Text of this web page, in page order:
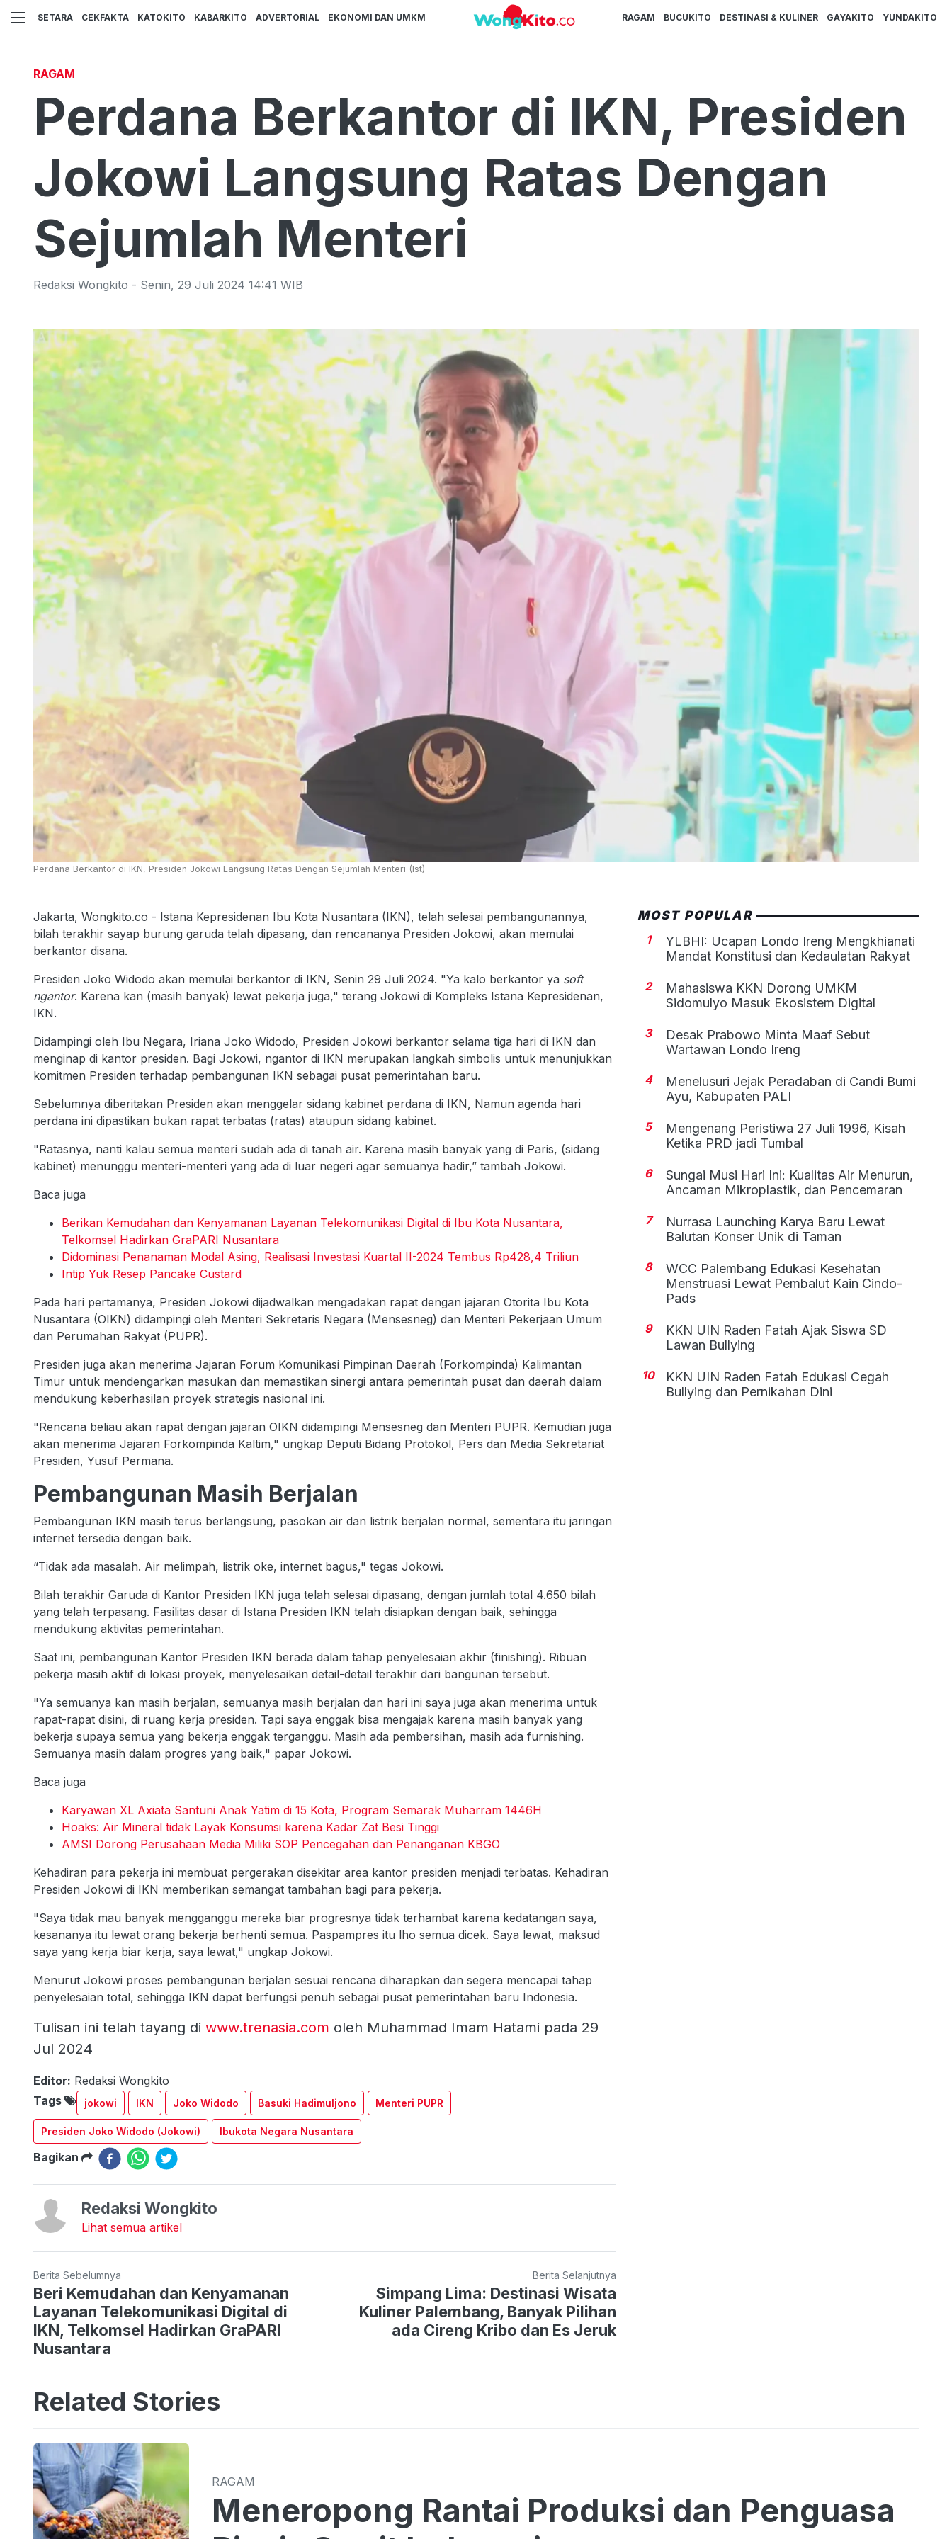
SETARA CEKFAKTA KATOKITO KABARKITO ADVERTORIAL EKONOMI DAN UMKM RAGAM BUCUKITO DESTINASI & KULINER GAYAKITO YUNDAKITO
RAGAM
Perdana Berkantor di IKN, Presiden
Jokowi Langsung Ratas Dengan
Sejumlah Menteri
Redaksi Wongkito - Senin, 29 Juli 2024 14:41 WIB
Perdana Berkantor di IKN, Presiden Jokowi Langsung Ratas Dengan Sejumlah Menteri (Ist)
Jakarta, Wongkito.co - Istana Kepresidenan Ibu Kota Nusantara (IKN), telah selesai pembangunannya,
bilah terakhir sayap burung garuda telah dipasang, dan rencananya Presiden Jokowi, akan memulai
berkantor disana.
Presiden Joko Widodo akan memulai berkantor di IKN, Senin 29 Juli 2024. "Ya kalo berkantor ya soft
ngantor. Karena kan (masih banyak) lewat pekerja juga," terang Jokowi di Kompleks Istana Kepresidenan,
IKN.
Didampingi oleh Ibu Negara, Iriana Joko Widodo, Presiden Jokowi berkantor selama tiga hari di IKN dan
menginap di kantor presiden. Bagi Jokowi, ngantor di IKN merupakan langkah simbolis untuk menunjukkan
komitmen Presiden terhadap pembangunan IKN sebagai pusat pemerintahan baru.
Sebelumnya diberitakan Presiden akan menggelar sidang kabinet perdana di IKN, Namun agenda hari
perdana ini dipastikan bukan rapat terbatas (ratas) ataupun sidang kabinet.
"Ratasnya, nanti kalau semua menteri sudah ada di tanah air. Karena masih banyak yang di Paris, (sidang
kabinet) menunggu menteri-menteri yang ada di luar negeri agar semuanya hadir,” tambah Jokowi.
Baca juga
Berikan Kemudahan dan Kenyamanan Layanan Telekomunikasi Digital di Ibu Kota Nusantara,
Telkomsel Hadirkan GraPARI Nusantara
Didominasi Penanaman Modal Asing, Realisasi Investasi Kuartal II-2024 Tembus Rp428,4 Triliun
Intip Yuk Resep Pancake Custard
Pada hari pertamanya, Presiden Jokowi dijadwalkan mengadakan rapat dengan jajaran Otorita Ibu Kota
Nusantara (OIKN) didampingi oleh Menteri Sekretaris Negara (Mensesneg) dan Menteri Pekerjaan Umum
dan Perumahan Rakyat (PUPR).
Presiden juga akan menerima Jajaran Forum Komunikasi Pimpinan Daerah (Forkompinda) Kalimantan
Timur untuk mendengarkan masukan dan memastikan sinergi antara pemerintah pusat dan daerah dalam
mendukung keberhasilan proyek strategis nasional ini.
"Rencana beliau akan rapat dengan jajaran OIKN didampingi Mensesneg dan Menteri PUPR. Kemudian juga
akan menerima Jajaran Forkompinda Kaltim," ungkap Deputi Bidang Protokol, Pers dan Media Sekretariat
Presiden, Yusuf Permana.
Pembangunan Masih Berjalan
Pembangunan IKN masih terus berlangsung, pasokan air dan listrik berjalan normal, sementara itu jaringan
internet tersedia dengan baik.
“Tidak ada masalah. Air melimpah, listrik oke, internet bagus," tegas Jokowi.
Bilah terakhir Garuda di Kantor Presiden IKN juga telah selesai dipasang, dengan jumlah total 4.650 bilah
yang telah terpasang. Fasilitas dasar di Istana Presiden IKN telah disiapkan dengan baik, sehingga
mendukung aktivitas pemerintahan.
Saat ini, pembangunan Kantor Presiden IKN berada dalam tahap penyelesaian akhir (finishing). Ribuan
pekerja masih aktif di lokasi proyek, menyelesaikan detail-detail terakhir dari bangunan tersebut.
"Ya semuanya kan masih berjalan, semuanya masih berjalan dan hari ini saya juga akan menerima untuk
rapat-rapat disini, di ruang kerja presiden. Tapi saya enggak bisa mengajak karena masih banyak yang
bekerja supaya semua yang bekerja enggak terganggu. Masih ada pembersihan, masih ada furnishing.
Semuanya masih dalam progres yang baik," papar Jokowi.
Baca juga
Karyawan XL Axiata Santuni Anak Yatim di 15 Kota, Program Semarak Muharram 1446H
Hoaks: Air Mineral tidak Layak Konsumsi karena Kadar Zat Besi Tinggi
AMSI Dorong Perusahaan Media Miliki SOP Pencegahan dan Penanganan KBGO
Kehadiran para pekerja ini membuat pergerakan disekitar area kantor presiden menjadi terbatas. Kehadiran
Presiden Jokowi di IKN memberikan semangat tambahan bagi para pekerja.
"Saya tidak mau banyak mengganggu mereka biar progresnya tidak terhambat karena kedatangan saya,
kesananya itu lewat orang bekerja berhenti semua. Paspampres itu lho semua dicek. Saya lewat, maksud
saya yang kerja biar kerja, saya lewat," ungkap Jokowi.
Menurut Jokowi proses pembangunan berjalan sesuai rencana diharapkan dan segera mencapai tahap
penyelesaian total, sehingga IKN dapat berfungsi penuh sebagai pusat pemerintahan baru Indonesia.
Tulisan ini telah tayang di www.trenasia.com oleh Muhammad Imam Hatami pada 29
Jul 2024
Editor: Redaksi Wongkito
Tags
jokowi IKN Joko Widodo Basuki Hadimuljono Menteri PUPR
Presiden Joko Widodo (Jokowi) Ibukota Negara Nusantara
Bagikan
Redaksi Wongkito
Lihat semua artikel
Berita Sebelumnya
Beri Kemudahan dan Kenyamanan
Layanan Telekomunikasi Digital di
IKN, Telkomsel Hadirkan GraPARI
Nusantara
Berita Selanjutnya
Simpang Lima: Destinasi Wisata
Kuliner Palembang, Banyak Pilihan
ada Cireng Kribo dan Es Jeruk
MOST POPULAR
1
YLBHI: Ucapan Londo Ireng Mengkhianati
Mandat Konstitusi dan Kedaulatan Rakyat
2
Mahasiswa KKN Dorong UMKM
Sidomulyo Masuk Ekosistem Digital
3
Desak Prabowo Minta Maaf Sebut
Wartawan Londo Ireng
4
Menelusuri Jejak Peradaban di Candi Bumi
Ayu, Kabupaten PALI
5
Mengenang Peristiwa 27 Juli 1996, Kisah
Ketika PRD jadi Tumbal
6
Sungai Musi Hari Ini: Kualitas Air Menurun,
Ancaman Mikroplastik, dan Pencemaran
7
Nurrasa Launching Karya Baru Lewat
Balutan Konser Unik di Taman
8
WCC Palembang Edukasi Kesehatan
Menstruasi Lewat Pembalut Kain Cindo-
Pads
9
KKN UIN Raden Fatah Ajak Siswa SD
Lawan Bullying
10
KKN UIN Raden Fatah Edukasi Cegah
Bullying dan Pernikahan Dini
Related Stories
RAGAM
Meneropong Rantai Produksi dan Penguasa